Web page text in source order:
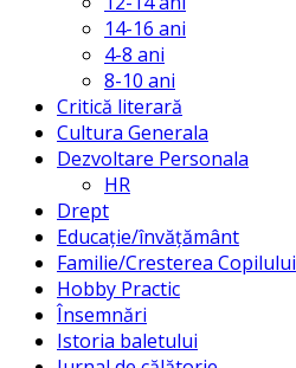
14-16 ani
4-8 ani
8-10 ani
Critică literară
Cultura Generala
Dezvoltare Personala
HR
Drept
Educație/învățământ
Familie/Cresterea Copilului
Hobby Practic
Însemnări
Istoria baletului